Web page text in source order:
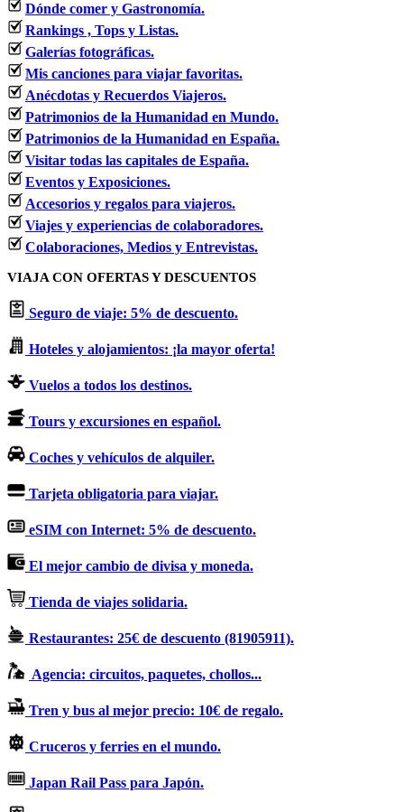
Dónde comer y Gastronomía.
Rankings , Tops y Listas.
Galerías fotográficas.
Mis canciones para viajar favoritas.
Anécdotas y Recuerdos Viajeros.
Patrimonios de la Humanidad en Mundo.
Patrimonios de la Humanidad en España.
Visitar todas las capitales de España.
Eventos y Exposiciones.
Accesorios y regalos para viajeros.
Viajes y experiencias de colaboradores.
Colaboraciones, Medios y Entrevistas.
VIAJA CON OFERTAS Y DESCUENTOS
Seguro de viaje: 5% de descuento.
Hoteles y alojamientos: ¡la mayor oferta!
Vuelos a todos los destinos.
Tours y excursiones en español.
Coches y vehículos de alquiler.
Tarjeta obligatoria para viajar.
eSIM con Internet: 5% de descuento.
El mejor cambio de divisa y moneda.
Tienda de viajes solidaria.
Restaurantes: 25€ de descuento (81905911).
Agencia: circuitos, paquetes, chollos...
Tren y bus al mejor precio: 10€ de regalo.
Cruceros y ferries en el mundo.
Japan Rail Pass para Japón.